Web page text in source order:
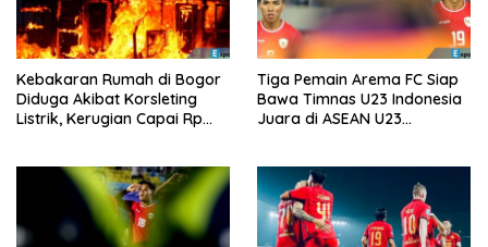
Kebakaran Rumah di Bogor
Diduga Akibat Korsleting
Listrik, Kerugian Capai Rp
Tiga Pemain Arema FC Siap
Bawa Timnas U23 Indonesia
Juara di ASEAN U23